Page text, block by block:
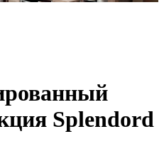
Splendord